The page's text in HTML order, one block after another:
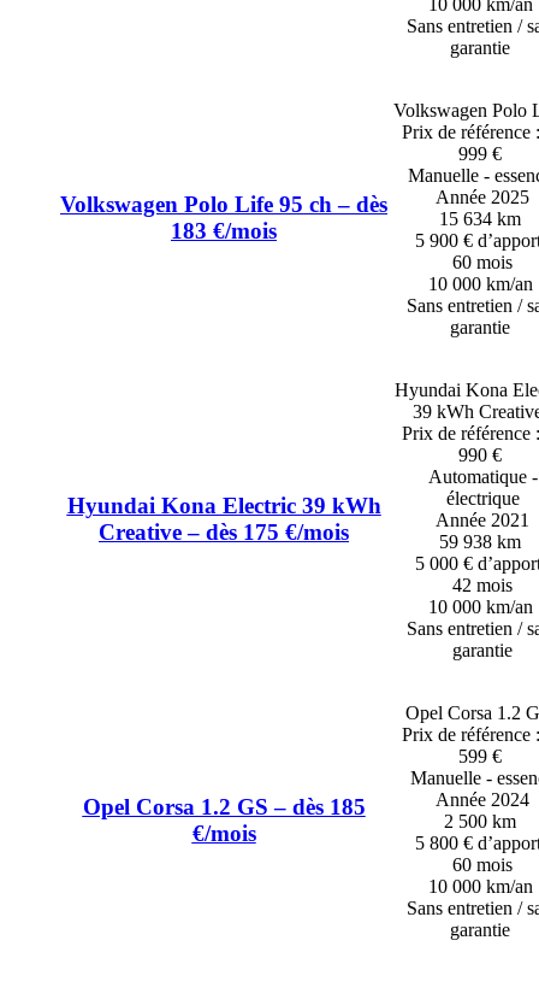
Sans entretien /
garantie
Volkswagen Polo Life 95 ch – dès
183 €/mois
Volkswagen Polo
Prix de référence
999 €
Manuelle -
Année 2025
15 634 km
5 900 €
60 mois
10 000 km/an
Sans entretien /
garantie
Hyundai Kona Electric 39 kWh
Creative – dès 175 €/mois
Hyundai Kona
39 kWh
Prix de référence
990 €
Automatique -
électrique
Année 2021
59 938 km
5 000 €
42 mois
10 000 km/an
Sans entretien /
garantie
Opel Corsa 1.2 GS – dès 185
€/mois
Opel Corsa 1.2
Prix de référence
599 €
Manuelle -
Année 2024
2 500 km
5 800 €
60 mois
10 000 km/an
Sans entretien /
garantie